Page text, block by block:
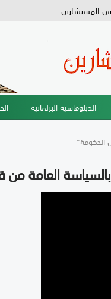
المستشارين
الدبلوماسية البرلمانية
الحكومة"
العامة